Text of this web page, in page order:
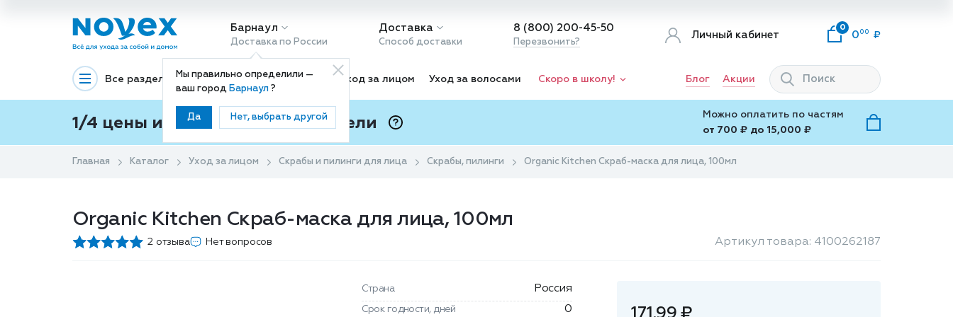
Барнаул
Доставка по России
Мы правильно определили —
ваш город Барнаул?
Да Нет, выбрать другой
Доставка
Способ доставки
8 (800) 200-45-50
Перезвонить?
Личный кабинет
0
0 00
Все разделы Декоративная косметика Уход за лицом Уход за волосами Скоро в школу! Блог Акции
1/4 цены и покупки ваши с Подели
Можно оплатить по частям
от 700 ₽ до 15,000 ₽
Главная Каталог Уход за лицом Скрабы и пилинги для лица Скрабы, пилинги Organic Kitchen Скраб-маска для лица, 100мл
Organic Kitchen Скраб-маска для лица, 100мл
2 отзыва Нет вопросов Артикул товара: 4100262187
Страна Россия
Срок годности, дней 0 171.99 ₽